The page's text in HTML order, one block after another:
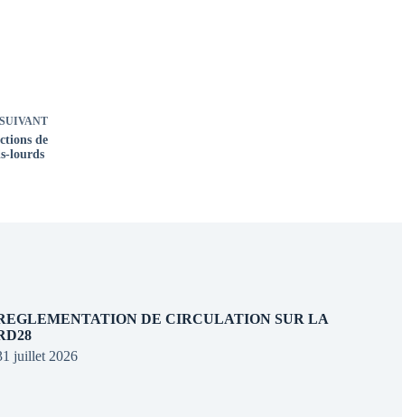
SUIVANT
de
lourds
DE CIRCULATION SUR LA
juillet 2026